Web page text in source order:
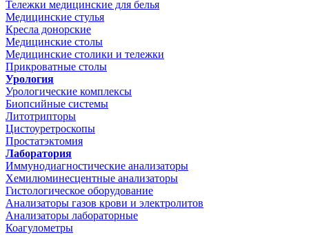
Тележки медицинские для белья
Медицинские стулья
Кресла донорские
Медицинские столы
Медицинские столики и тележки
Прикроватные столы
Урология
Урологические комплексы
Биопсийные системы
Литотрипторы
Цистоуретроскопы
Простатэктомия
Лаборатория
Иммунодиагностические анализаторы
Хемилюминесцентные анализаторы
Гистологическое оборудование
Анализаторы газов крови и электролитов
Анализаторы лабораторные
Коагулометры